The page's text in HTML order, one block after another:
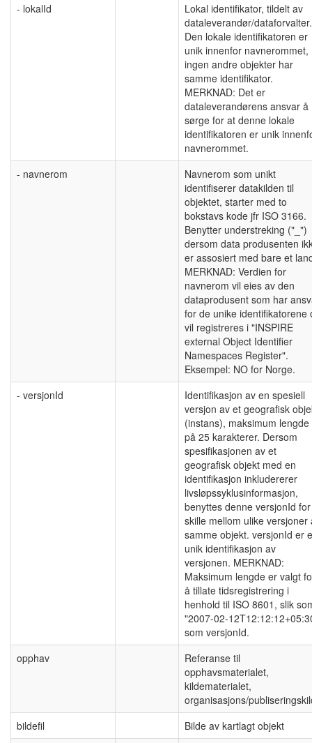
- lokalId
Lokal identifikator, tildelt av
dataleverandør/dataforvalter.
Den lokale identifikatoren er
unik innenfor navnerommet,
ingen andre objekter har
samme identifikator.
MERKNAD: Det er
dataleverandørens ansvar å
sørge for at denne lokale
identifikatoren er unik
navnerommet.
- navnerom
Navnerom som unikt
identifiserer datakilden til
objektet, starter med to
bokstavs kode jfr ISO 3166.
Benytter understreking ("_")
dersom data produsenten
er assosiert med bare et
MERKNAD: Verdien for
navnerom vil eies av den
dataprodusent som har
for de unike identifikatorene
vil registreres i "INSPIRE
external Object Identifier
Namespaces Register".
Eksempel: NO for Norge.
- versjonId
Identifikasjon av en spesiell
versjon av et geografisk
(instans), maksimum lengde
på 25 karakterer. Dersom
spesifikasjonen av et
geografisk objekt med en
identifikasjon inkludererer
livsløpssyklusinformasjon,
benyttes denne versjonId
skille mellom ulike versjoner
samme objekt. versjonId er
unik identifikasjon av
versjonen. MERKNAD:
Maksimum lengde er valgt
å tillate tidsregistrering i
henhold til ISO 8601, slik
"2007-02-
som versjonId.
opphav
Referanse til
opphavsmaterialet,
kildematerialet,
organisasjons/
bildefil
Bilde av kartlagt objekt